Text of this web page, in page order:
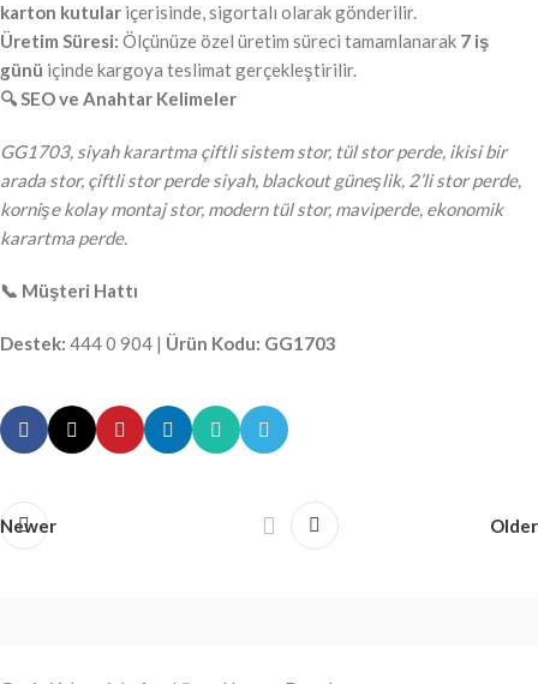
karton kutular içerisinde, sigortalı olarak gönderilir.
Üretim Süresi: Ölçünüze özel üretim süreci tamamlanarak 7 iş
günü içinde kargoya teslimat gerçekleştirilir.
🔍 SEO ve Anahtar Kelimeler
GG1703, siyah karartma çiftli sistem stor, tül stor perde, ikisi bir
arada stor, çiftli stor perde siyah, blackout güneşlik, 2’li stor perde,
kornişe kolay montaj stor, modern tül stor, maviperde, ekonomik
karartma perde.
📞 Müşteri Hattı
Destek: 444 0 904 | Ürün Kodu: GG1703
Newer Older